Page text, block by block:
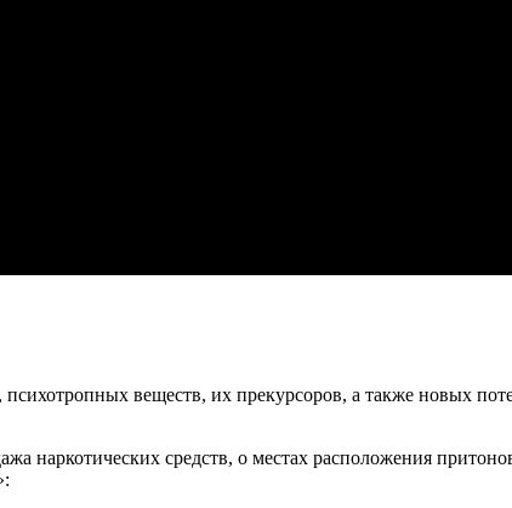
веществ, их прекурсоров, а также новых
наркотических средств, о местах расположения